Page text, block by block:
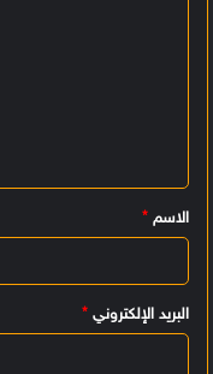
ي
ق
الاسم *
البريد الإلكتروني *